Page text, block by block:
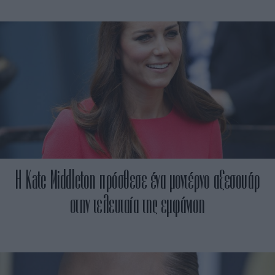
H Kate Middleton πρόσθεσε ένα μοντέρνο αξεσουάρ
στην τελευταία της εμφάνιση